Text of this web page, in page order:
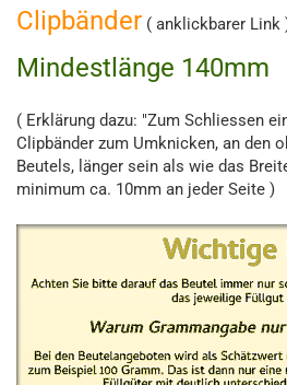
Clipbänder ( anklickbarer Link
Mindestlänge 140mm
( Erklärung dazu: "Zum Schliessen
Clipbänder zum Umknicken, an den
Beutels, länger sein als wie das
minimum ca. 10mm an jeder Seite )